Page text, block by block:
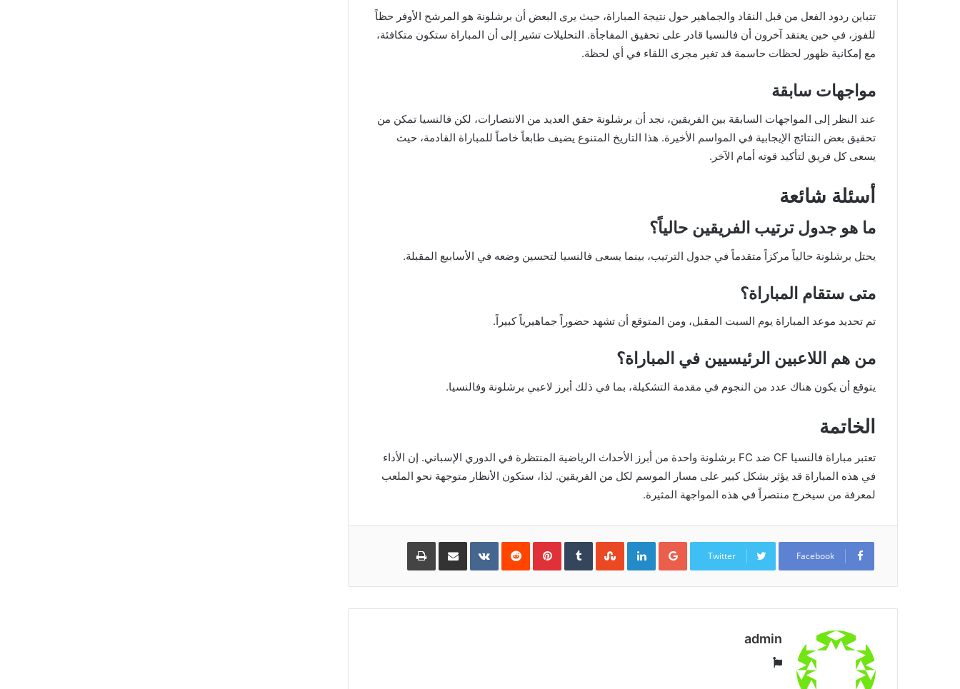
تتباين ردود الفعل من قبل النقاد والجماهير حول نتيجة المباراة، حيث يرى البعض أن برشلونة هو المرشح الأوفر حظاً
للفوز، في حين يعتقد آخرون أن فالنسيا قادر على تحقيق المفاجأة. التحليلات تشير إلى أن المباراة ستكون متكافئة،
مع إمكانية ظهور لحظات حاسمة قد تغير مجرى اللقاء في أي لحظة.
مواجهات سابقة
عند النظر إلى المواجهات السابقة بين الفريقين، نجد أن برشلونة حقق العديد من الانتصارات، لكن فالنسيا تمكن من
تحقيق بعض النتائج الإيجابية في المواسم الأخيرة. هذا التاريخ المتنوع يضيف طابعاً خاصاً للمباراة القادمة، حيث
يسعى كل فريق لتأكيد قوته أمام الآخر.
أسئلة شائعة
ما هو جدول ترتيب الفريقين حالياً؟
يحتل برشلونة حالياً مركزاً متقدماً في جدول الترتيب، بينما يسعى فالنسيا لتحسين وضعه في الأسابيع المقبلة.
متى ستقام المباراة؟
تم تحديد موعد المباراة يوم السبت المقبل، ومن المتوقع أن تشهد حضوراً جماهيرياً كبيراً.
من هم اللاعبين الرئيسيين في المباراة؟
يتوقع أن يكون هناك عدد من النجوم في مقدمة التشكيلة، بما في ذلك أبرز لاعبي برشلونة وفالنسيا.
الخاتمة
تعتبر مباراة فالنسيا CF ضد FC برشلونة واحدة من أبرز الأحداث الرياضية المنتظرة في الدوري الإسباني. إن الأداء
في هذه المباراة قد يؤثر بشكل كبير على مسار الموسم لكل من الفريقين. لذا، ستكون الأنظار متوجهة نحو الملعب
لمعرفة من سيخرج منتصراً في هذه المواجهة المثيرة.
Facebook
Twitter
Google+
LinkedIn
Pinterest مشاركة
البريد
طباعة
admin